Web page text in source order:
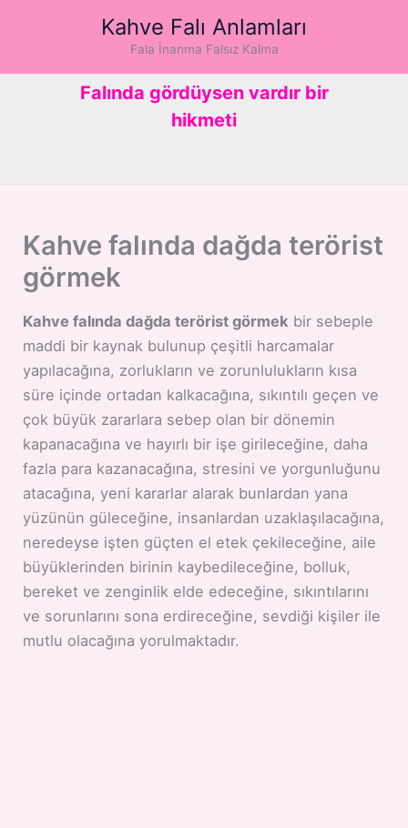
Kahve Falı Anlamları
Fala İnanma Falsız Kalma
Falında gördüysen vardır bir
hikmeti
Kahve falında dağda terörist
görmek
Kahve falında dağda terörist görmek bir sebeple
maddi bir kaynak bulunup çeşitli harcamalar
yapılacağına, zorlukların ve zorunlulukların kısa
süre içinde ortadan kalkacağına, sıkıntılı geçen ve
çok büyük zararlara sebep olan bir dönemin
kapanacağına ve hayırlı bir işe girileceğine, daha
fazla para kazanacağına, stresini ve yorgunluğunu
atacağına, yeni kararlar alarak bunlardan yana
yüzünün güleceğine, insanlardan uzaklaşılacağına,
neredeyse işten güçten el etek çekileceğine, aile
büyüklerinden birinin kaybedileceğine, bolluk,
bereket ve zenginlik elde edeceğine, sıkıntılarını
ve sorunlarını sona erdireceğine, sevdiği kişiler ile
mutlu olacağına yorulmaktadır.